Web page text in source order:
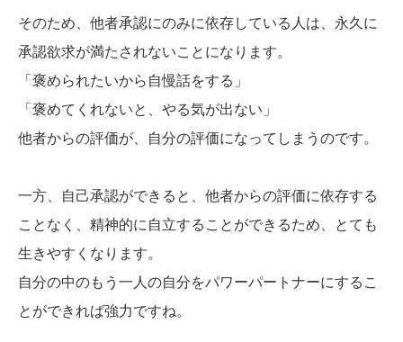
そのため、他者承認にのみに依存している人は、永久に
承認欲求が満たされないことになります。
「褒められたいから自慢話をする」
「褒めてくれないと、やる気が出ない」
他者からの評価が、自分の評価になってしまうのです。
一方、自己承認ができると、他者からの評価に依存する
ことなく、精神的に自立することができるため、とても
生きやすくなります。
自分の中のもう一人の自分をパワーパートナーにするこ
とができれば強力ですね。